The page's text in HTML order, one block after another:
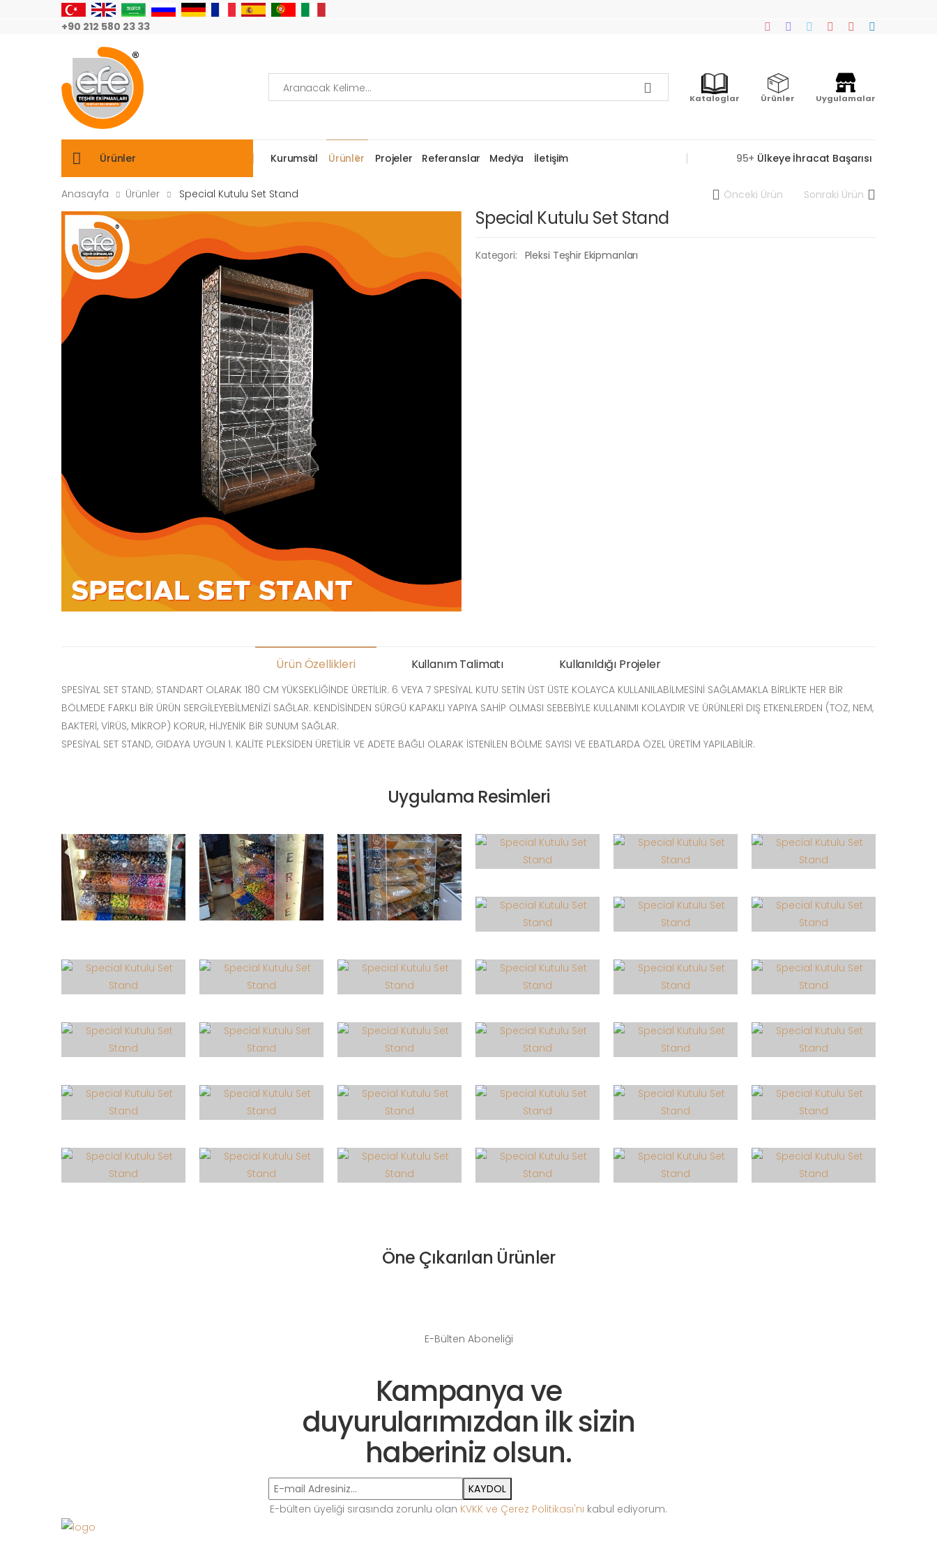
+90 212 580 23 33
Kataloglar Ürünler Uygulamalar
Ürünler Kurumsal Ürünler Projeler Referanslar Medya İletişim 95+ Ülkeye İhracat Başarısı
Anasayfa Ürünler Special Kutulu Set Stand Önceki Ürün Sonraki Ürün
Special Kutulu Set Stand
Kategori: Pleksi Teşhir Ekipmanları
Ürün Özellikleri Kullanım Talimatı Kullanıldığı Projeler
SPESİYAL SET STAND; STANDART OLARAK 180 CM YÜKSEKLİĞİNDE ÜRETİLİR. 6 VEYA 7 SPESİYAL KUTU SETİN ÜST ÜSTE KOLAYCA KULLANILABİLMESİNİ SAĞLAMAKLA BİRLİKTE HER BİR
BÖLMEDE FARKLI BİR ÜRÜN SERGİLEYEBİLMENİZİ SAĞLAR. KENDİSİNDEN SÜRGÜ KAPAKLI YAPIYA SAHİP OLMASI SEBEBİYLE KULLANIMI KOLAYDIR VE ÜRÜNLERİ DIŞ ETKENLERDEN (TOZ, NEM,
BAKTERİ, VİRÜS, MİKROP) KORUR, HİJYENİK BİR SUNUM SAĞLAR.
SPESİYAL SET STAND, GIDAYA UYGUN 1. KALİTE PLEKSİDEN ÜRETİLİR VE ADETE BAĞLI OLARAK İSTENİLEN BÖLME SAYISI VE EBATLARDA ÖZEL ÜRETİM YAPILABİLİR.
Uygulama Resimleri
Öne Çıkarılan Ürünler
E-Bülten Aboneliği
Kampanya ve
duyurularımızdan ilk sizin
haberiniz olsun.
KAYDOL
E-bülten üyeliği sırasında zorunlu olan KVKK ve Çerez Politikası'nı kabul ediyorum.